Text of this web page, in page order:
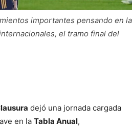
importantes pensando en la
el tramo final del
dejó una jornada cargada
en la Tabla Anual,